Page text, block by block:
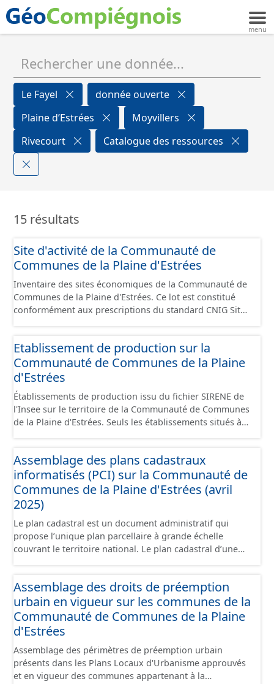
Le Fayel
donnée ouverte
Plaine d’Estrées
Moyvillers
Rivecourt
Catalogue des ressources
15 résultats
Site d'activité de la Communauté de
Communes de la Plaine d'Estrées
Inventaire des sites économiques de la Communauté de
Communes de la Plaine d'Estrées. Ce lot est constitué
conformément aux prescriptions du standard CNIG Sites
Etablissement de production sur la
Communauté de Communes de la Plaine
d'Estrées
Établissements de production issu du fichier SIRENE de
l'Insee sur le territoire de la Communauté de Communes
de la Plaine d'Estrées. Seuls les établissements situés à
conformément aux prescriptions du standard CNIG Sites
Économiques. Ce lot ne contient pas la référence aux
terrains à vocation économique à ce jour. Il est filtré au-
delà des prescriptions du CNIG se limitant aux SCI.
Assemblage des plans cadastraux
informatisés (PCI) sur la Communauté de
Communes de la Plaine d'Estrées (avril
2025)
Le plan cadastral est un document administratif qui
propose l’unique plan parcellaire à grande échelle
couvrant le territoire national. Le plan cadastral d’une
communément appelées « feuilles de plan ». La parcelle
est l’unité cadastrale de base. C’est un terrain d’un seul
tenant situé dans un même lieudit et appartenant à un
même propriétaire. Le plan cadastral au format vecteur
est issu majoritairement de numérisation du plan
cadastral papier ou raster réalisée dans le cadre de
conventions avec les collectivités territoriales. Les plans
cadastraux au format vecteur en France métropolitaine
Assemblage des droits de préemption
urbain en vigueur sur les communes de la
Communauté de Communes de la Plaine
d'Estrées
Assemblage des périmètres de préemption urbain
présents dans les Plans Locaux d'Urbanisme approuvés
et en vigueur des communes appartenant à la